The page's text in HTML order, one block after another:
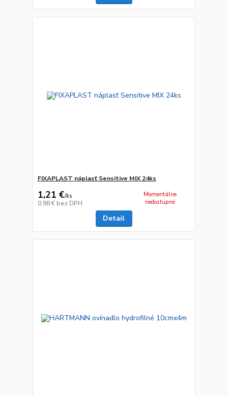
FIXAPLAST náplasť Sensitive MIX 24ks
1,21 €/ks
0,98 € bez DPH
Momentálne
nedostupné
Detail